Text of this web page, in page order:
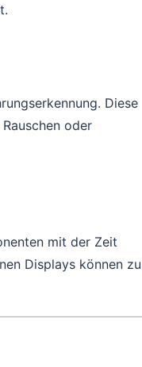
Diese
oder
mit der Zeit
Displays können zu